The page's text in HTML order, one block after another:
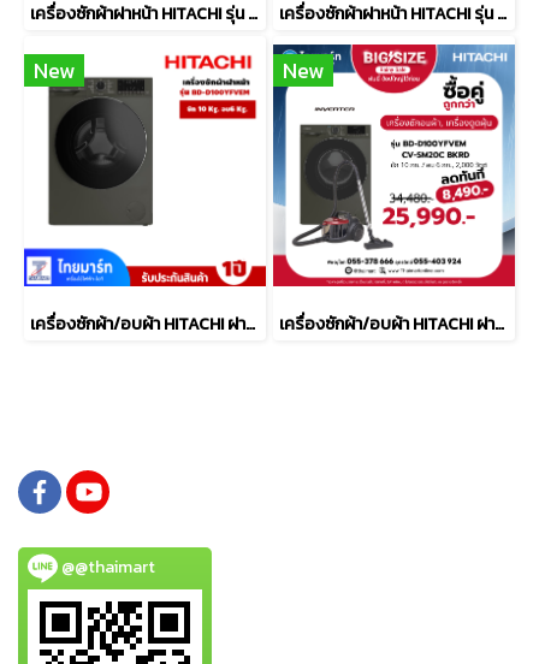
เครื่องซักผ้าฝาหน้า HITACHI รุ่น BD-1054HVOS 10.5 กก. 1400RPM อินเวอร์เตอร์ เครื่องซักผ้าฝาหน้า HITACHI รุ่น BD-1054HVOS 10.5 กก. 1400RPM อินเวอร์เตอร์ พร้อม เครื่องดูดฝุ่น รุ่น CV-930F
New
เครื่องซักผ้า/อบผ้า HITACHI ฝาหน้า 10/6 kg รุ่น BD-D100YFVEM
New
เครื่องซักผ้า/อบผ้า HITACHI ฝาหน้า 10/6 kg รุ่น BD-D100YFVEM พร้อม เครื่องดูดฝุ่น รุ่น CV-SM20C BKRD
@@thaimart